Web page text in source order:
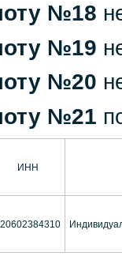
№18
№19
№20
№21
ИНН